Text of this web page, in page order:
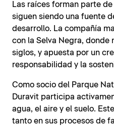
Las raíces forman parte
siguen siendo una fuente
desarrollo. La compañía
con la Selva Negra, donde
siglos, y apuesta por un
responsabilidad y la
Como socio del Parque
Duravit participa
agua, el aire y el suelo.
tanto en sus procesos de